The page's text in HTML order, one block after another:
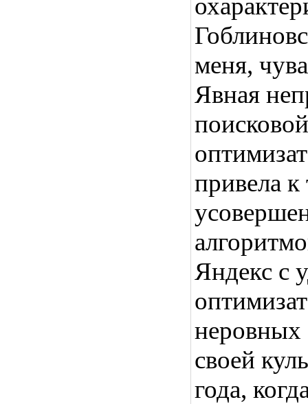
меня,
Явная
привела к
Яндекс с
неровных
своей
года,